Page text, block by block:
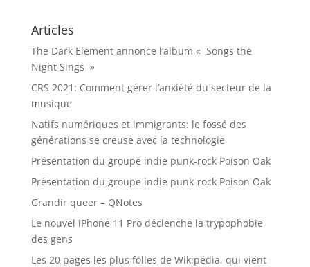
Articles
The Dark Element annonce l’album « Songs the
Night Sings »
CRS 2021: Comment gérer l’anxiété du secteur de la
musique
Natifs numériques et immigrants: le fossé des
générations se creuse avec la technologie
Présentation du groupe indie punk-rock Poison Oak
Présentation du groupe indie punk-rock Poison Oak
Grandir queer – QNotes
Le nouvel iPhone 11 Pro déclenche la trypophobie
des gens
Les 20 pages les plus folles de Wikipédia, qui vient